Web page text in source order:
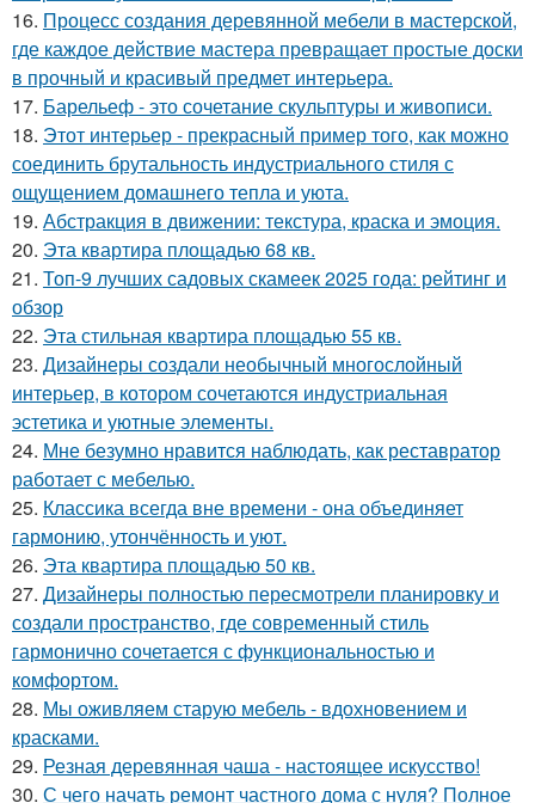
16. Процесс создания деревянной мебели в мастерской,
где каждое действие мастера превращает простые доски
в прочный и красивый предмет интерьера.
17. Барельеф - это сочетание скульптуры и живописи.
18. Этот интерьер - прекрасный пример того, как можно
соединить брутальность индустриального стиля с
ощущением домашнего тепла и уюта.
19. Абстракция в движении: текстура, краска и эмоция.
20. Эта квартира площадью 68 кв.
21. Топ-9 лучших садовых скамеек 2025 года: рейтинг и
обзор
22. Эта стильная квартира площадью 55 кв.
23. Дизайнеры создали необычный многослойный
интерьер, в котором сочетаются индустриальная
эстетика и уютные элементы.
24. Мне безумно нравится наблюдать, как реставратор
работает с мебелью.
25. Классика всегда вне времени - она объединяет
гармонию, утончённость и уют.
26. Эта квартира площадью 50 кв.
27. Дизайнеры полностью пересмотрели планировку и
создали пространство, где современный стиль
гармонично сочетается с функциональностью и
комфортом.
28. Мы оживляем старую мебель - вдохновением и
красками.
29. Резная деревянная чаша - настоящее искусство!
30. С чего начать ремонт частного дома с нуля? Полное